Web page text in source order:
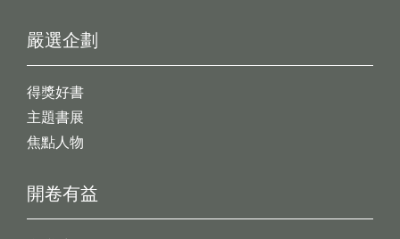
開卷有益
嚴選企劃
得獎好書
主題書展
焦點人物